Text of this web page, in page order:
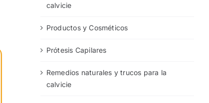
calvicie
Productos y Cosméticos
Prótesis Capilares
Remedios naturales y trucos para la
calvicie